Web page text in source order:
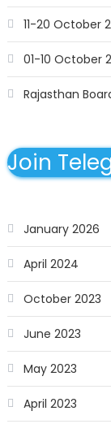
11-20 October
01-10 October
Rajasthan
Join
January 2026
April 2024
October 2023
June 2023
May 2023
April 2023